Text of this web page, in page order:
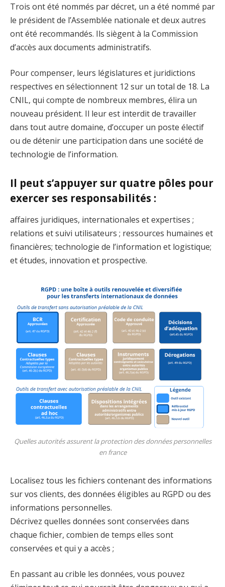
Trois ont été nommés par décret, un a été nommé par
le président de l’Assemblée nationale et deux autres
ont été recommandés. Ils siègent à la Commission
d’accès aux documents administratifs.
Pour compenser, leurs législatures et juridictions
respectives en sélectionnent 12 sur un total de 18. La
CNIL, qui compte de nombreux membres, élira un
nouveau président. Il leur est interdit de travailler
dans tout autre domaine, d’occuper un poste électif
ou de détenir une participation dans une société de
technologie de l’information.
Il peut s’appuyer sur quatre pôles pour
exercer ses responsabilités :
affaires juridiques, internationales et expertises ;
relations et suivi utilisateurs ; ressources humaines et
financières; technologie de l’information et logistique;
et études, innovation et prospective.
Quelles autorités assurent la protection des données personnelles
en france
Localisez tous les fichiers contenant des informations
sur vos clients, des données éligibles au RGPD ou des
informations personnelles.
Décrivez quelles données sont conservées dans
chaque fichier, combien de temps elles sont
conservées et qui y a accès ;
En passant au crible les données, vous pouvez